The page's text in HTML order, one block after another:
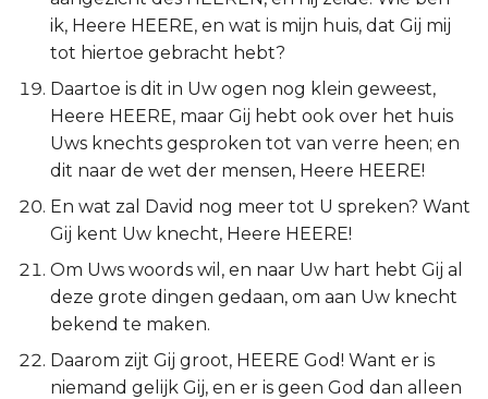
ik, Heere HEERE, en wat is mijn huis, dat Gij mij
tot hiertoe gebracht hebt?
Daartoe is dit in Uw ogen nog klein geweest,
Heere HEERE, maar Gij hebt ook over het huis
Uws knechts gesproken tot van verre heen; en
dit naar de wet der mensen, Heere HEERE!
En wat zal David nog meer tot U spreken? Want
Gij kent Uw knecht, Heere HEERE!
Om Uws woords wil, en naar Uw hart hebt Gij al
deze grote dingen gedaan, om aan Uw knecht
bekend te maken.
Daarom zijt Gij groot, HEERE God! Want er is
niemand gelijk Gij, en er is geen God dan alleen